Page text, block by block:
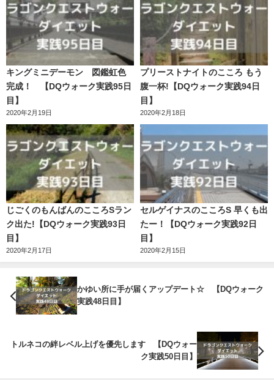
キングミニデーモン 図鑑虹色
完成！ 【DQウォーク実践95日
目】
2020年2月19日
プリーストナイトのこころ もう
腹一杯!【DQウォーク実践94日
目】
2020年2月18日
じごくのもんばんのこころSラン
ク出た!【DQウォーク実践93日
目】
2020年2月17日
セルゲイナスのこころS 早くも出
たー！【DQウォーク実践92日
目】
2020年2月15日
かゆい所に手が届くアップデート☆ 【DQウォーク
実践48日目】
トルネコの絆レベル上げを優先します 【DQウォー
ク実践50日目】